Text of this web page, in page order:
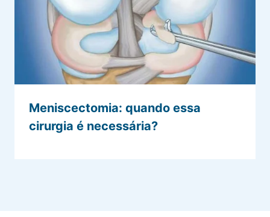
Meniscectomia: quando essa
cirurgia é necessária?